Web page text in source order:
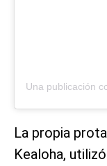
La propia
Kealoha,